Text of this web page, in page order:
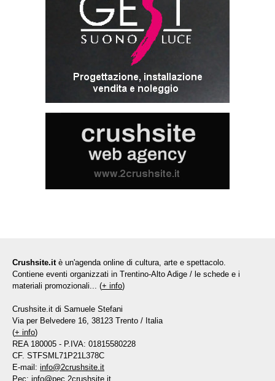
Crushsite.it è un'agenda online di cultura, arte e spettacolo.
Contiene eventi organizzati in Trentino-Alto Adige / le schede e i
materiali promozionali... (+ info)
Crushsite.it di Samuele Stefani
Via per Belvedere 16, 38123 Trento / Italia
(+ info)
REA 180005 - P.IVA: 01815580228
CF. STFSML71P21L378C
E-mail: info@2crushsite.it
Pec: info@pec.2crushsite.it